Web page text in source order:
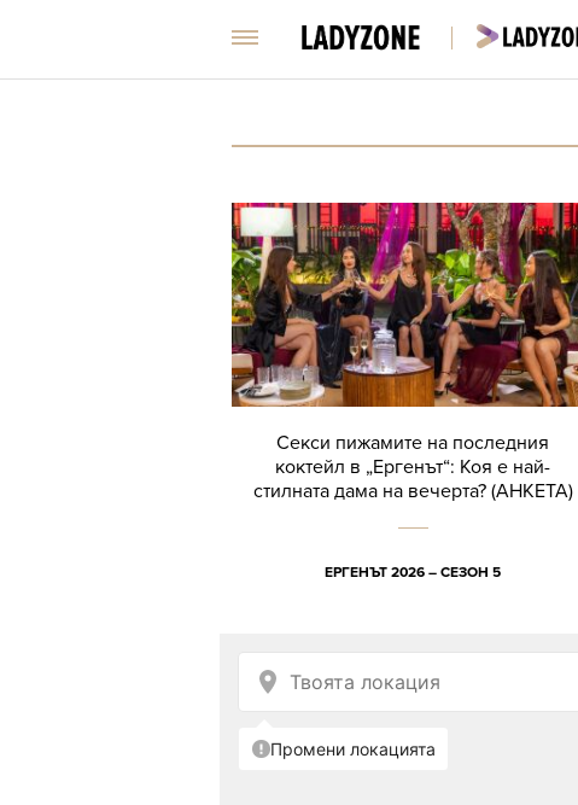
Секси пижамите на последния
коктейл в „Ергенът“: Коя е най-
стилната дама на вечерта? (АНКЕТА)
ЕРГЕНЪТ 2026 – СЕЗОН 5